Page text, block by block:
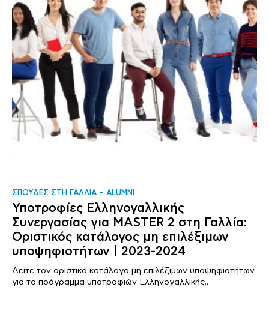
ΣΠΟΥΔΕΣ ΣΤΗ ΓΑΛΛΙΑ ALUMNI
Υποτροφίες Ελληνογαλλικής
Συνεργασίας για MASTER 2 στη Γαλλία:
Οριστικός κατάλογος μη επιλέξιμων
υποψηφιοτήτων | 2023-2024
Δείτε τον οριστικό κατάλογο μη επιλέξιμων υποψηφιοτήτων
για το πρόγραμμα υποτροφιών Ελληνογαλλικής..